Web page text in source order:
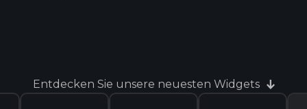
Entdecken Sie unsere neuesten Widgets